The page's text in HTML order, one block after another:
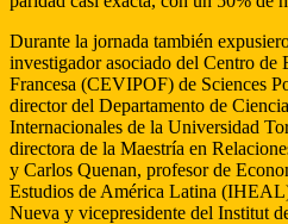
Durante la jornada también
investigador asociado del Centro de
Francesa (CEVIPOF) de Sciences
director del Departamento de
Internacionales de la Universidad
directora de la Maestría en
y Carlos Quenan, profesor de
Estudios de América Latina
Nueva y vicepresidente del Institut